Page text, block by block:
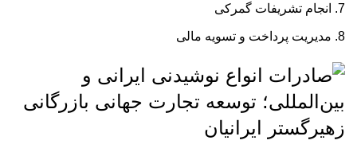
انجام تشریفات گمرکی
مدیریت پرداخت و تسویه مالی